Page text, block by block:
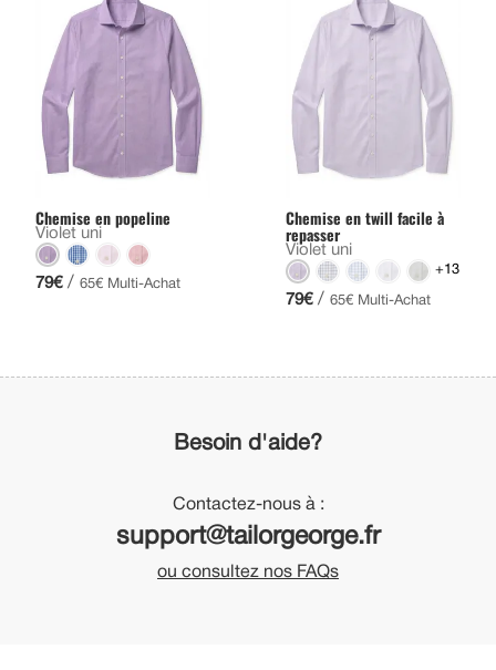
Chemise en popeline
Violet uni
79€ / 65€ Multi-Achat
Chemise en twill facile à
repasser
Violet uni
+13
79€ / 65€ Multi-Achat
Besoin d'aide?
Contactez-nous à :
support@tailorgeorge.fr
ou consultez nos FAQs